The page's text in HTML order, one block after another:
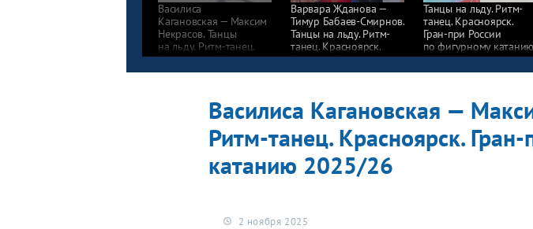
Василиса
Кагановская — Максим
Некрасов. Танцы
на льду. Ритм-танец.
Красноярск. Гран-при
России по фигурному
Варвара Жданова —
Тимур Бабаев-Смирнов.
Танцы на льду. Ритм-
танец. Красноярск.
Гран-при России
по фигурному катанию
Танцы на льду. Ритм-
танец. Красноярск.
Гран-при России
по фигурному катанию
2025/26
Василиса Кагановская —
Ритм-танец. Красноярск.
катанию 2025/26
2 ноября 2025